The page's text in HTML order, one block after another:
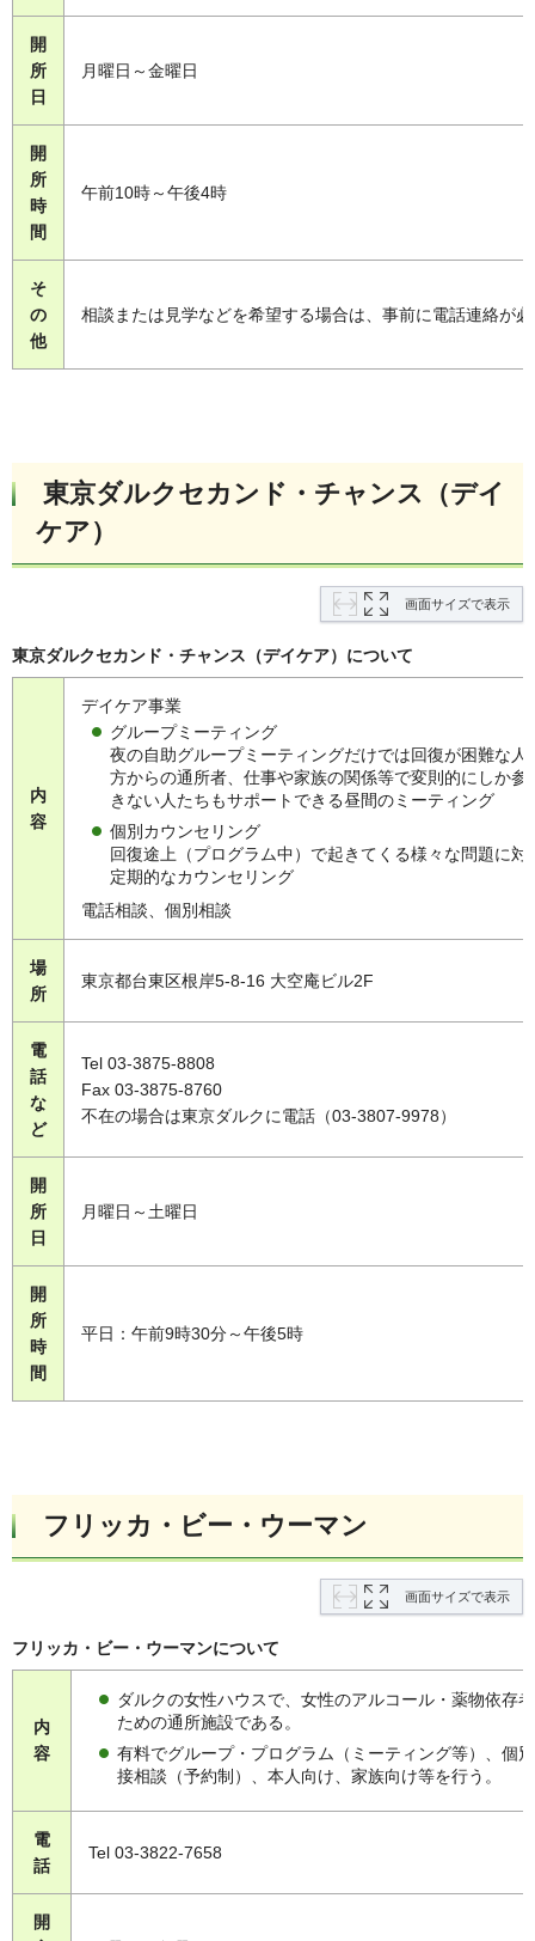
開
所
日
月曜日～金曜日
開
所
時
間
午前10時～午後4時
そ
の
他
相談または見学などを希望する場合は、事前に電話連絡が
東京ダルクセカンド・チャンス（デイ
ケア）
画面サイズで表示
東京ダルクセカンド・チャンス（デイケア）について
内
容
デイケア事業
グループミーティング
夜の自助グループミーティングだけでは回復が困難な人
方からの通所者、仕事や家族の関係等で変則的にしか参
きない人たちもサポートできる昼間のミーティング
個別カウンセリング
回復途上（プログラム中）で起きてくる様々な問題に対
定期的なカウンセリング
電話相談、個別相談
場
所
東京都台東区根岸5-8-16 大空庵ビル2F
電
話
な
ど
Tel 03-3875-8808
Fax 03-3875-8760
不在の場合は東京ダルクに電話（03-3807-9978）
開
所
日
月曜日～土曜日
開
所
時
間
平日：午前9時30分～午後5時
フリッカ・ビー・ウーマン
画面サイズで表示
フリッカ・ビー・ウーマンについて
内
容
ダルクの女性ハウスで、女性のアルコール・薬物依存
ための通所施設である。
有料でグループ・プログラム（ミーティング等）、個
接相談（予約制）、本人向け、家族向け等を行う。
電
話
Tel 03-3822-7658
開